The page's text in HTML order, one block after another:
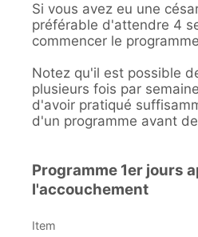
Si vous avez eu une
préférable d'attendre 4
commencer le
Notez qu'il est possible
plusieurs fois par
d'avoir pratiqué
d'un programme avant
Programme 1er jours
l'accouchement
Item